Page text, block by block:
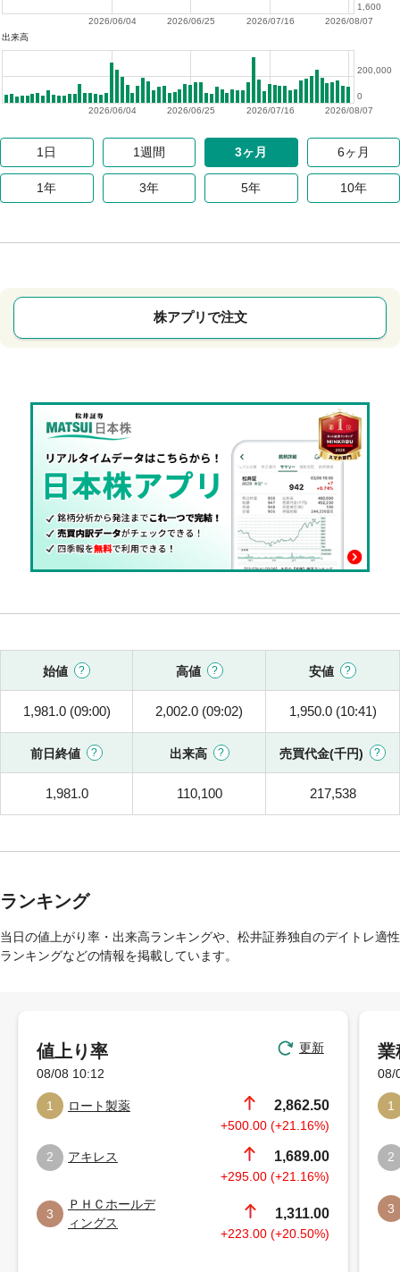
2026/08/07
2026/07/16
2026/06/25
2026/06/04
1,600
出来高
2026/08/07
2026/07/16
2026/06/25
2026/06/04
0
200,000
1日 1週間 3ヶ月 6ヶ月
1年 3年 5年 10年
株アプリで注文
始値 高値 安値
1,981.0 (09:00) 2,002.0 (09:02) 1,950.0 (10:41)
前日終値 出来高 売買代金(千円)
1,981.0 110,100 217,538
ランキング
当日の値上がり率・出来高ランキングや、松井証券独自のデイトレ適性
ランキングなどの情報を掲載しています。